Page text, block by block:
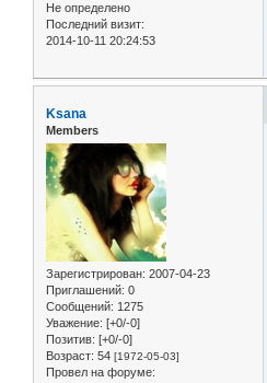
Не определено
Последний визит:
2014-10-11 20:24:53
Ksana
Members
Зарегистрирован: 2007-04-23
Приглашений: 0
Сообщений: 1275
Уважение: [+0/-0]
Позитив: [+0/-0]
Возраст: 54 [1972-05-03]
Провел на форуме: